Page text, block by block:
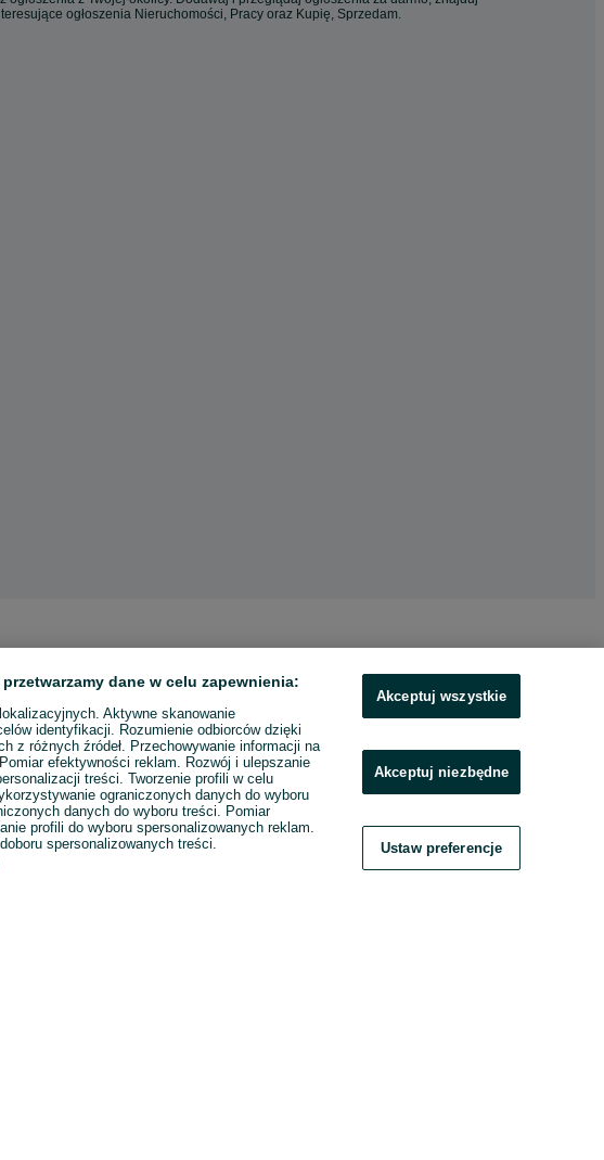
ogłoszenia Nieruchomości, Pracy oraz Kupię, Sprzedam.
dane w celu zapewnienia:
Aktywne skanowanie
identyfikacji. Rozumienie odbiorców dzięki
z różnych źródeł. Przechowywanie informacji na
efektywności reklam. Rozwój i ulepszanie
treści. Tworzenie profili w celu
ograniczonych danych do wyboru
danych do wyboru treści. Pomiar
profili do wyboru spersonalizowanych reklam.
spersonalizowanych treści.
Akceptuj wszystkie
Akceptuj niezbędne
Ustaw preferencje